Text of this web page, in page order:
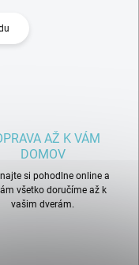
AŽ K VÁM
DOMOV
si pohodlne online a
všetko doručíme až k
vašim dverám.